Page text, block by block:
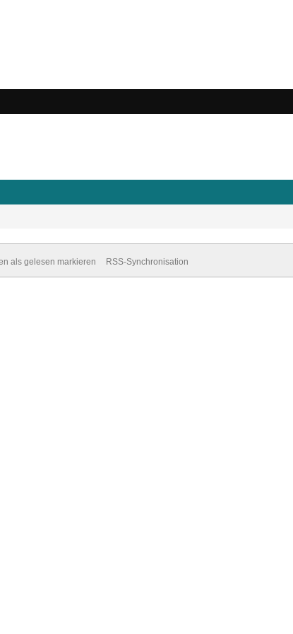
als gelesen markieren RSS-Synchronisation